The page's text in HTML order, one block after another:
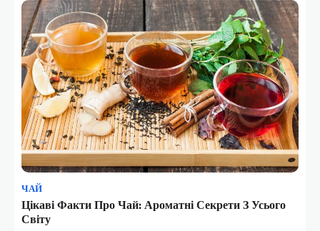
ЧАЙ
Цікаві Факти Про Чай: Ароматні Секрети З Усього
Світу